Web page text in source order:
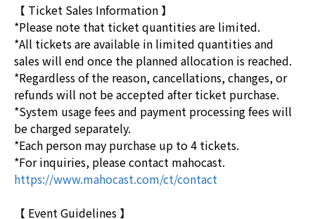
【 Ticket Sales Information 】
*Please note that ticket quantities are limited.
*All tickets are available in limited quantities and
sales will end once the planned allocation is reached.
*Regardless of the reason, cancellations, changes, or
refunds will not be accepted after ticket purchase.
*System usage fees and payment processing fees will
be charged separately.
*Each person may purchase up to 4 tickets.
*For inquiries, please contact mahocast.
https://www.mahocast.com/ct/contact
【 Event Guidelines 】